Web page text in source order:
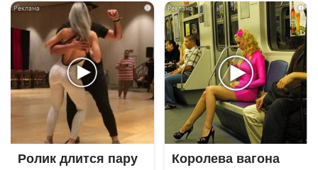
i
Ролик длится пару
i
Королева вагона